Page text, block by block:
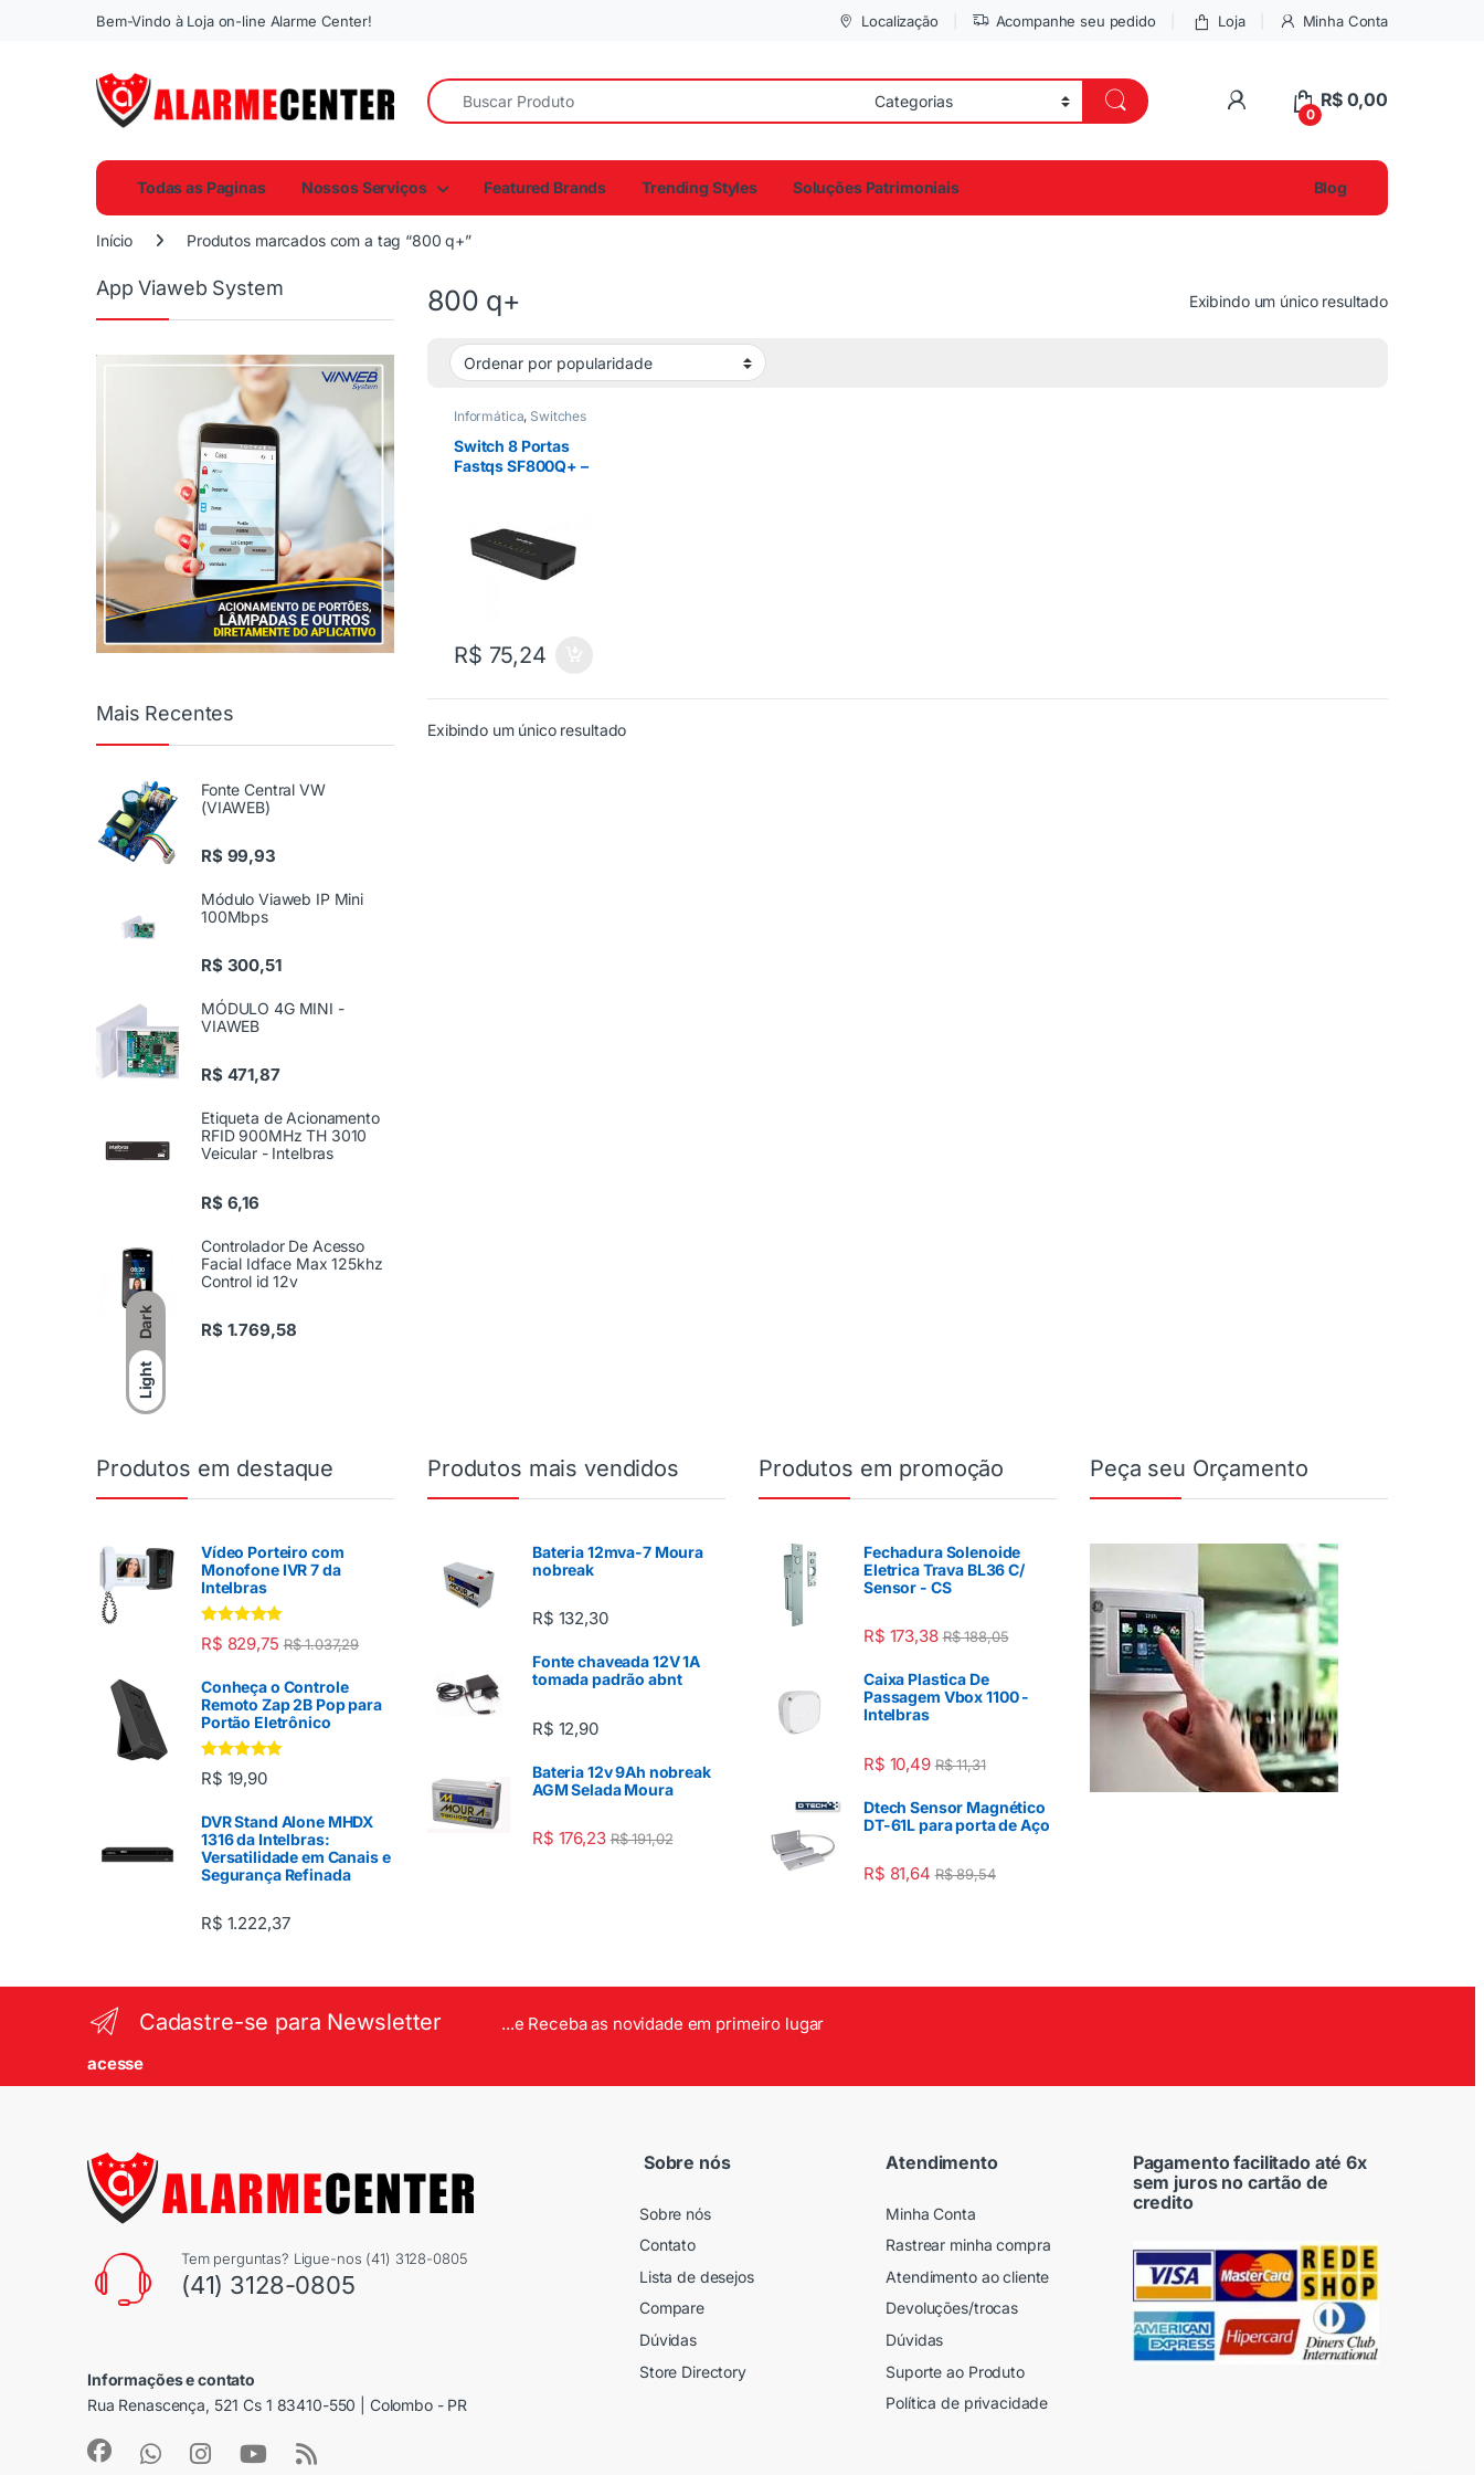
Dark
Light
Bem-Vindo à Loja on-line Alarme Center! Localização Acompanhe seu pedido Loja Minha Conta
0
R$0,00
Todas as Paginas Nossos Serviços Featured Brands Trending Styles Blog
Soluções Patrimoniais
Início Produtos marcados com a tag “800 q+”
800 q+ Exibindo um único resultado
Informática, Switches
Switch 8 Portas
Fastqs SF800Q+ –
R$ 75,24
Exibindo um único resultado
App Viaweb System
Mais Recentes
Fonte Central VW
(VIAWEB)
R$ 99,93
Módulo Viaweb IP Mini
100Mbps
R$ 300,51
MÓDULO 4G MINI -
VIAWEB
R$ 471,87
Etiqueta de Acionamento
RFID 900MHz TH 3010
Veicular - Intelbras
R$ 6,16
Controlador De Acesso
Facial Idface Max 125khz
Control id 12v
R$ 1.769,58
Produtos em destaque
Vídeo Porteiro com
Monofone IVR 7 da
Intelbras
Avaliação
5.00 de 5
R$ 829,75 R$1.037,29
Conheça o Controle
Remoto Zap 2B Pop para
Portão Eletrônico
Avaliação
5.00 de 5
R$ 19,90
DVR Stand Alone MHDX
1316 da Intelbras:
Versatilidade em Canais e
Segurança Refinada
R$ 1.222,37
Produtos mais vendidos
Bateria 12mva-7 Moura
nobreak
R$ 132,30
Fonte chaveada 12V 1A
tomada padrão abnt
R$ 12,90
Bateria 12v 9Ah nobreak
AGM Selada Moura
R$ 176,23 R$191,02
Produtos em promoção
Fechadura Solenoide
Eletrica Trava BL36 C/
Sensor - CS
R$ 173,38 R$188,05
Caixa Plastica De
Passagem Vbox 1100 -
Intelbras
R$ 10,49 R$11,31
Dtech Sensor Magnético
DT-61L para porta de Aço
R$ 81,64 R$89,54
Peça seu Orçamento
Cadastre-se para Newsletter
...e Receba as novidade em primeiro lugar
acesse
Tem perguntas? Ligue-nos (41) 3128-0805
(41) 3128-0805
Informações e contato
Rua Renascença, 521 Cs 1 83410-550 | Colombo - PR
Sobre nós
Sobre nós
Contato
Lista de desejos
Compare
Dúvidas
Store Directory
Atendimento
Minha Conta
Rastrear minha compra
Atendimento ao cliente
Devoluções/trocas
Dúvidas
Suporte ao Produto
Política de privacidade
Pagamento facilitado até 6x
sem juros no cartão de
credito